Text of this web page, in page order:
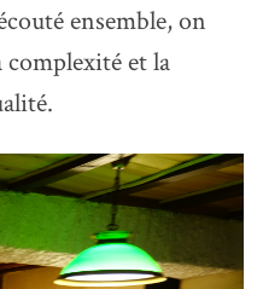
ensemble, on
et la